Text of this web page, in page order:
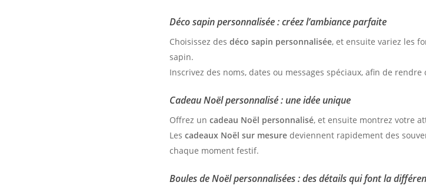
Déco sapin personnalisée : créez l’ambiance parfaite
Choisissez desdéco sapin personnalisée, et ensuite variez les
sapin.
Inscrivez des noms, dates ou messages spéciaux, afin de
Cadeau Noël personnalisé : une idée unique
Offrez uncadeau Noël personnalisé, et ensuite montrez votre
Lescadeaux Noël sur mesure deviennent rapidement des
chaque moment festif.
Boules de Noël personnalisées : des détails qui font la